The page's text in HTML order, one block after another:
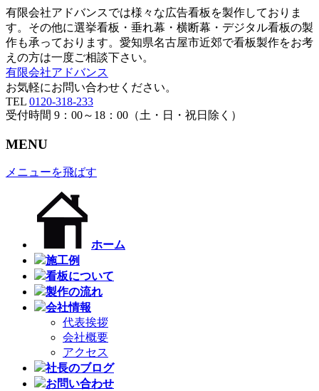
有限会社アドバンスでは様々な広告看板を製作しておりま
す。その他に選挙看板・垂れ幕・横断幕・デジタル看板の製
作も承っております。愛知県名古屋市近郊で看板製作をお考
えの方は一度ご相談下さい。
有限会社アドバンス
お気軽にお問い合わせください。
TEL 0120-318-233
受付時間 9：00～18：00（土・日・祝日除く）
MENU
メニューを飛ばす
ホーム
施工例
看板について
製作の流れ
会社情報
代表挨拶
会社概要
アクセス
社長のブログ
お問い合わせ